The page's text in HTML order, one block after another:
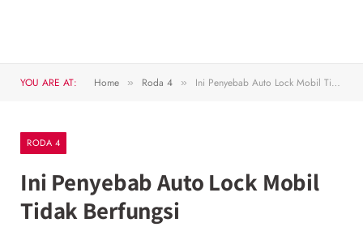
YOU ARE AT: Home » Roda 4 » Ini Penyebab Auto Lock Mobil Tidak Berfungsi
RODA 4
Ini Penyebab Auto Lock Mobil
Tidak Berfungsi